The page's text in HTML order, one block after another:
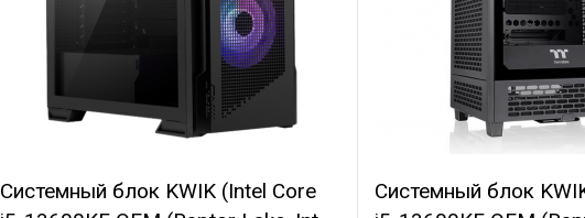
Системный блок KWIK (Intel Core
Системный блок